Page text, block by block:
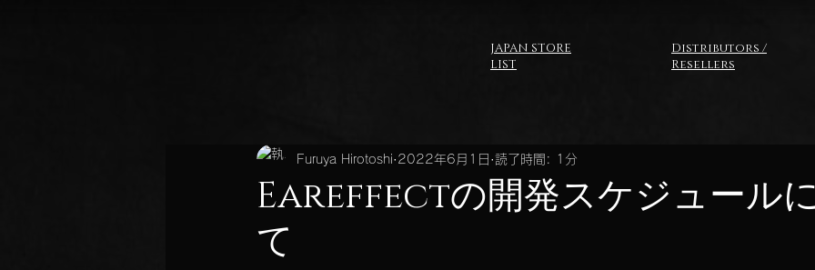
JAPAN STORE
LIST
Distributors /
Resellers
Eareffectの開発スケジュール
て
Furuya Hirotoshi 2022年6月1日 読了時間: 1分